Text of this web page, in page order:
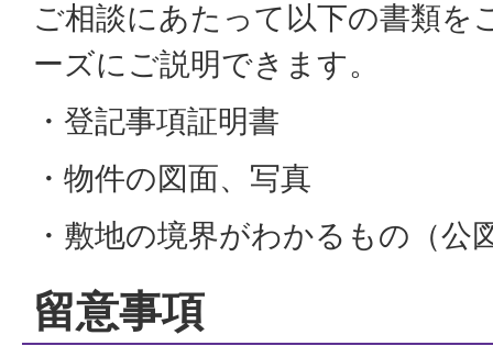
ご相談にあたって以下の書類を
ーズにご説明できます。
・登記事項証明書
・物件の図面、写真
・敷地の境界がわかるもの（公
留意事項